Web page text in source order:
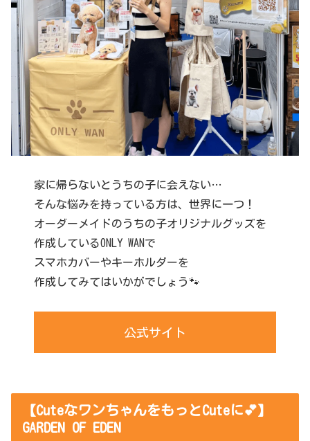
家に帰らないとうちの子に会えない…
そんな悩みを持っている方は、世界に一つ！
オーダーメイドのうちの子オリジナルグッズを
作成しているONLY WANで
スマホカバーやキーホルダーを
作成してみてはいかがでしょう🐾
公式サイト
【CuteなワンちゃんをもっとCuteに💕】
GARDEN OF EDEN